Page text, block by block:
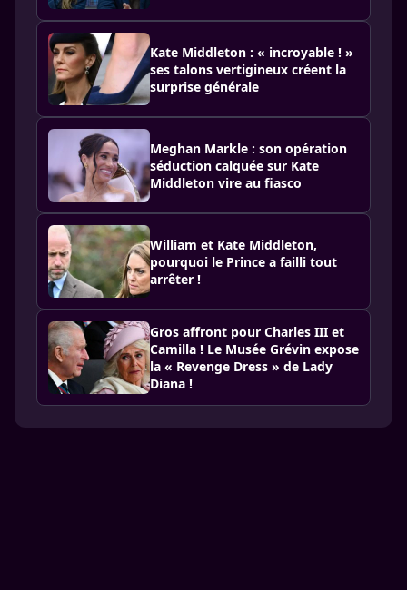
Kate Middleton : « incroyable ! »
ses talons vertigineux créent la
surprise générale
Meghan Markle : son opération
séduction calquée sur Kate
Middleton vire au fiasco
William et Kate Middleton,
pourquoi le Prince a failli tout
arrêter !
Gros affront pour Charles III et
Camilla ! Le Musée Grévin expose
la « Revenge Dress » de Lady
Diana !